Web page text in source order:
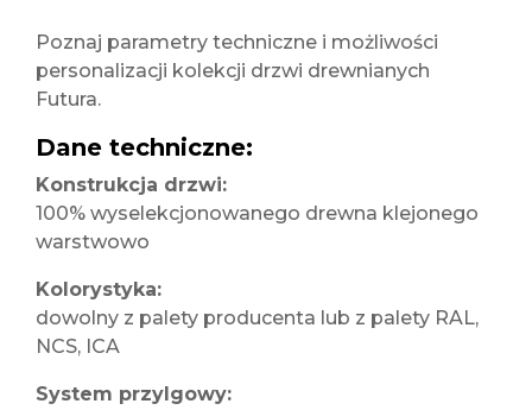
Poznaj parametry techniczne i możliwości
personalizacji kolekcji drzwi drewnianych
Futura.
Dane techniczne:
Konstrukcja drzwi:
100% wyselekcjonowanego drewna klejonego
warstwowo
Kolorystyka:
dowolny z palety producenta lub z palety RAL,
NCS, ICA
System przylgowy: